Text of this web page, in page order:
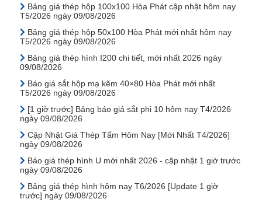
Bảng giá thép hộp 100x100 Hòa Phát cập nhật hôm nay
T5/2026 ngày 09/08/2026
Bảng giá thép hộp 50x100 Hòa Phát mới nhất hôm nay
T5/2026 ngày 09/08/2026
Bảng giá thép hình I200 chi tiết, mới nhất 2026 ngày
09/08/2026
Báo giá sắt hộp mạ kẽm 40×80 Hòa Phát mới nhất
T5/2026 ngày 09/08/2026
[1 giờ trước] Bảng báo giá sắt phi 10 hôm nay T4/2026
ngày 09/08/2026
Cập Nhật Giá Thép Tấm Hôm Nay [Mới Nhất T4/2026]
ngày 09/08/2026
Báo giá thép hình U mới nhất 2026 - cập nhật 1 giờ trước
ngày 09/08/2026
Bảng giá thép hình hôm nay T6/2026 [Update 1 giờ
trước] ngày 09/08/2026